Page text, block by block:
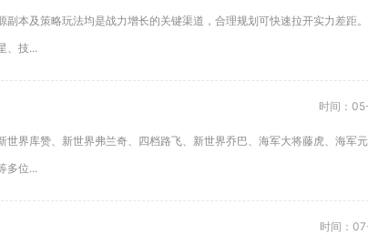
本及策略玩法均是战力增长的关键渠道，合理规划可快速拉开实力差距
、技...
时间：
界库赞、新世界弗兰奇、四档路飞、新世界乔巴、海军大将藤虎、海军
多位...
时间：